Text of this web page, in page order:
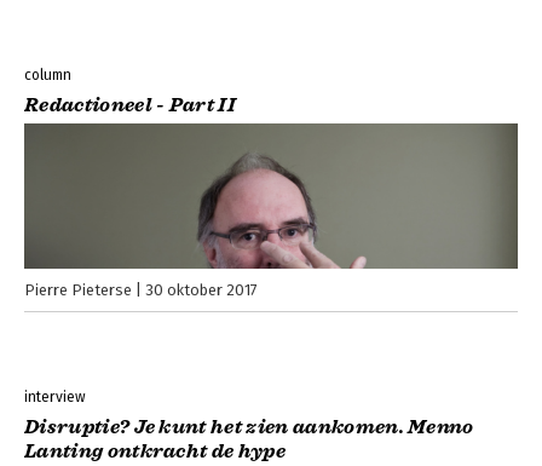
column
Redactioneel - Part II
Pierre Pieterse 30 oktober 2017
interview
Disruptie? Je kunt het zien aankomen. Menno
Lanting ontkracht de hype